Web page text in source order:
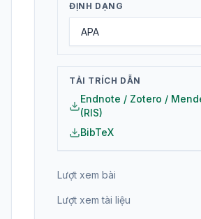
ĐỊNH DẠNG
TẢI TRÍCH DẪN
Endnote / Zotero /
(RIS)
BibTeX
Lượt xem bài
Lượt xem tài liệu